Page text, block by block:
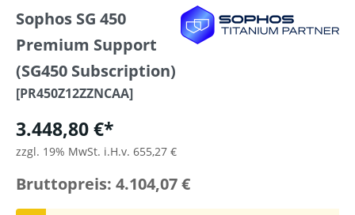
Sophos SG 450
Premium Support
(SG450 Subscription)
[PR450Z12ZZNCAA]
3.448,80 €*
zzgl. 19% MwSt. i.H.v. 655,27 €
Bruttopreis: 4.104,07 €